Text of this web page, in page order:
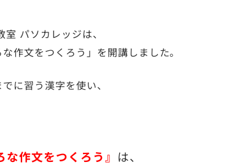
パソカレッジは、
文をつくろう」を開講しました。
に習う漢字を使い、
作文をつくろう』 は、